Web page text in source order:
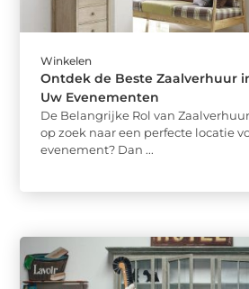
Winkelen
Ontdek de Beste Zaalverhuur
Uw Evenementen
De Belangrijke Rol van
op zoek naar een perfecte locatie
evenement? Dan ...